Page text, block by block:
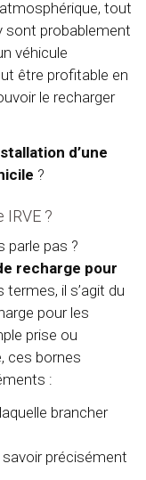
tout
sont probablement
véhicule
être profitable en
le recharger
d’une
?
IRVE ?
parle pas ?
recharge pour
termes, il s’agit du
pour les
prise ou
ces bornes
:
brancher
précisément